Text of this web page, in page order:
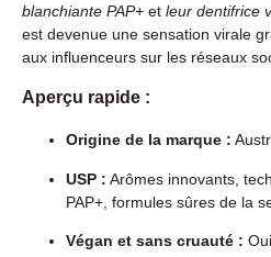
blanchiante PAP+ et leur dentifrice
est devenue une sensation virale
aux influenceurs sur les réseaux
Aperçu rapide :
Origine de la marque :
USP : Arômes innovants,
PAP+, formules sûres de la
Végan et sans cruauté : Oui